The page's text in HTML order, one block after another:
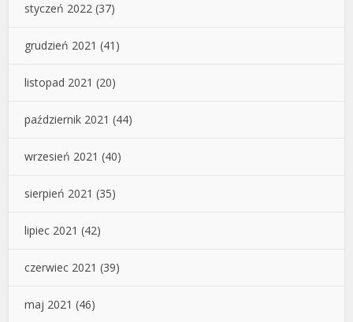
styczeń 2022 (37)
grudzień 2021 (41)
listopad 2021 (20)
październik 2021 (44)
wrzesień 2021 (40)
sierpień 2021 (35)
lipiec 2021 (42)
czerwiec 2021 (39)
maj 2021 (46)